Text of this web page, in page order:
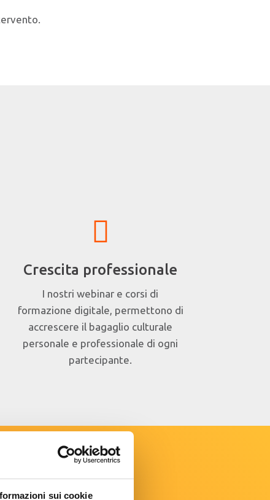
sui cookie
Crescita professionale
I nostri webinar e corsi di
formazione digitale, permettono di
accrescere il bagaglio culturale
personale e professionale di ogni
partecipante.